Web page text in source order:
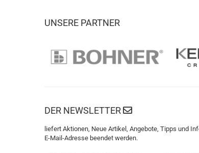
UNSERE PARTNER
DER NEWSLETTER
liefert Aktionen, Neue Artikel, Angebote, Tipps und
E-Mail-Adresse beendet werden.